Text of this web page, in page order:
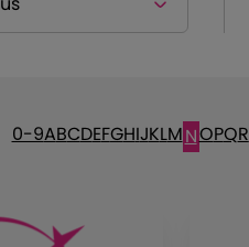
0-9ABCDEFGHIJKLMNOPQR